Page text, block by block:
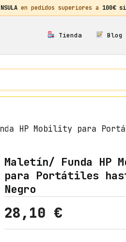
en pedidos superiores a 100€
Tienda Blog
HP Mobility para
Maletín/ Funda HP
para Portátiles
Negro
28,10 €